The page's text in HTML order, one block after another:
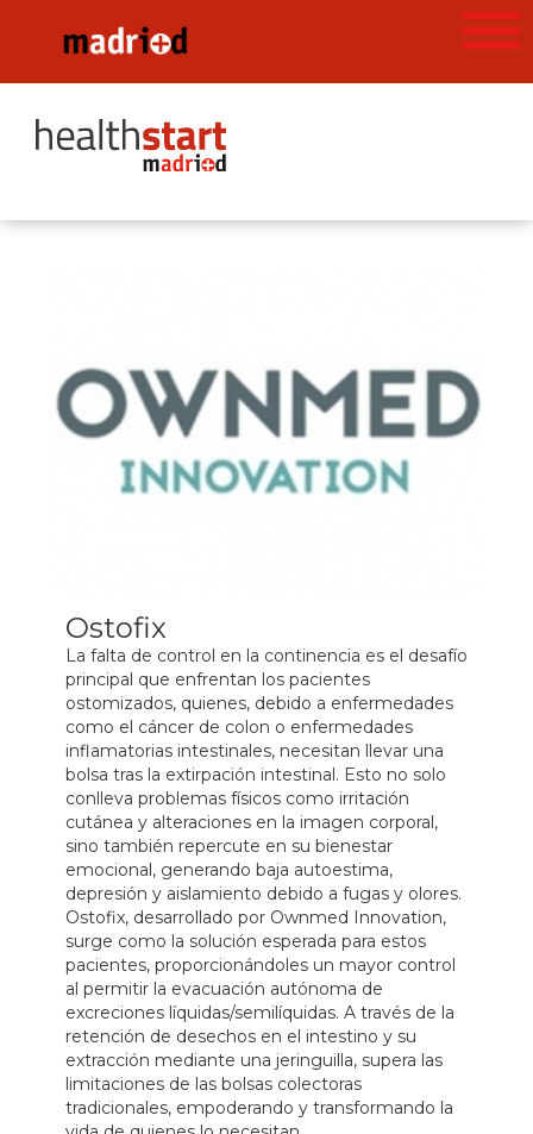
Ostofix
La falta de control en la continencia es el desafío
principal que enfrentan los pacientes
ostomizados, quienes, debido a enfermedades
como el cáncer de colon o enfermedades
inflamatorias intestinales, necesitan llevar una
bolsa tras la extirpación intestinal. Esto no solo
conlleva problemas físicos como irritación
cutánea y alteraciones en la imagen corporal,
sino también repercute en su bienestar
emocional, generando baja autoestima,
depresión y aislamiento debido a fugas y olores.
Ostofix, desarrollado por Ownmed Innovation,
surge como la solución esperada para estos
pacientes, proporcionándoles un mayor control
al permitir la evacuación autónoma de
excreciones líquidas/semilíquidas. A través de la
retención de desechos en el intestino y su
extracción mediante una jeringuilla, supera las
limitaciones de las bolsas colectoras
tradicionales, empoderando y transformando la